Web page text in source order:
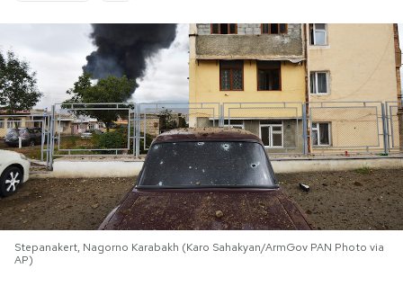
Economia
Sport
Altrecose
Mondiali calcio 2026
PODCAST
NEWSLETTER
Stepanakert, Nagorno Karabakh (Karo Sahakyan/ArmGov PAN Photo via
AP)